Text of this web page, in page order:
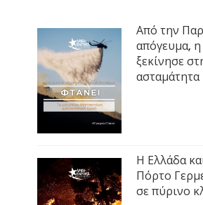
Από την
απόγευμα,
ξεκίνησε
Η Ελλάδα
Πόρτο
σε πύρινο